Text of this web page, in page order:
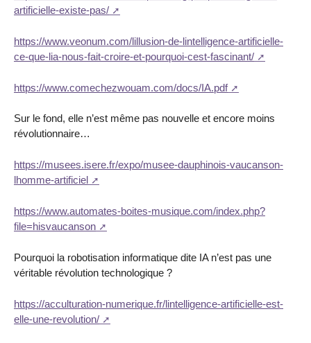
artificielle-existe-pas/
https://www.veonum.com/lillusion-de-lintelligence-artificielle-
ce-que-lia-nous-fait-croire-et-pourquoi-cest-fascinant/
https://www.comechezwouam.com/docs/IA.pdf
Sur le fond, elle n’est même pas nouvelle et encore moins
révolutionnaire…
https://musees.isere.fr/expo/musee-dauphinois-vaucanson-
lhomme-artificiel
https://www.automates-boites-musique.com/index.php?
file=hisvaucanson
Pourquoi la robotisation informatique dite IA n’est pas une
véritable révolution technologique ?
https://acculturation-numerique.fr/lintelligence-artificielle-est-
elle-une-revolution/